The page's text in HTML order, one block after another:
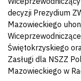
decyzji Prezydium
Mazowieckiego
Świętokrzyskiego
Zasługi dla NSZZ
Mazowieckiego w